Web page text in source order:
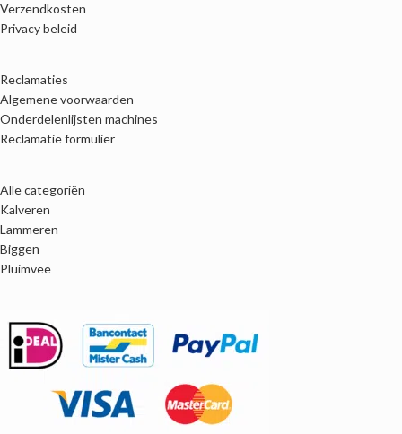
Verzendkosten
Privacy beleid
Reclamaties
Algemene voorwaarden
Onderdelenlijsten machines
Reclamatie formulier
Alle categoriën
Kalveren
Lammeren
Biggen
Pluimvee